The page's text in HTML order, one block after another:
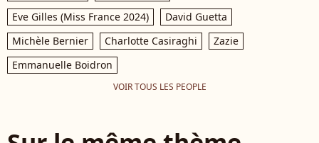
Eve Gilles (Miss France 2024)
David Guetta
Michèle Bernier
Charlotte Casiraghi
Zazie
Emmanuelle Boidron
VOIR TOUS LES PEOPLE